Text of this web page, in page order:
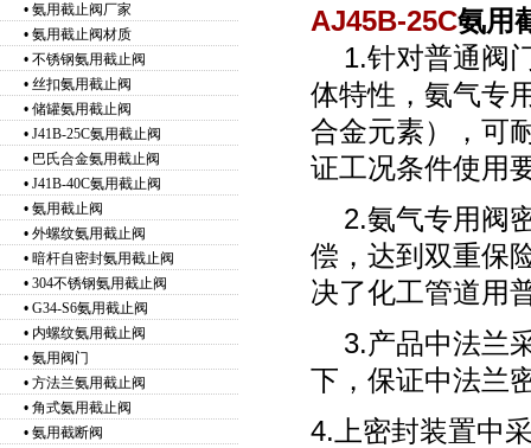
• 氨用截止阀厂家
• 氨用截止阀材质
• 不锈钢氨用截止阀
• 丝扣氨用截止阀
• 储罐氨用截止阀
• J41B-25C氨用截止阀
• 巴氏合金氨用截止阀
• J41B-40C氨用截止阀
• 氨用截止阀
• 外螺纹氨用截止阀
• 暗杆自密封氨用截止阀
• 304不锈钢氨用截止阀
• G34-S6氨用截止阀
• 内螺纹氨用截止阀
• 氨用阀门
• 方法兰氨用截止阀
• 角式氨用截止阀
• 氨用截断阀
AJ45B-25C氨用
1.针对普通阀
体特性，氨气专
合金元素），可
证工况条件使用
2.氨气专用阀
偿，达到双重保
决了化工管道用
3.产品中法兰
下，保证中法兰
4.上密封装置中